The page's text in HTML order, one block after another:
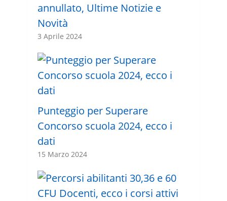
annullato, Ultime Notizie e
Novità
3 Aprile 2024
Punteggio per Superare
Concorso scuola 2024, ecco i
dati
15 Marzo 2024